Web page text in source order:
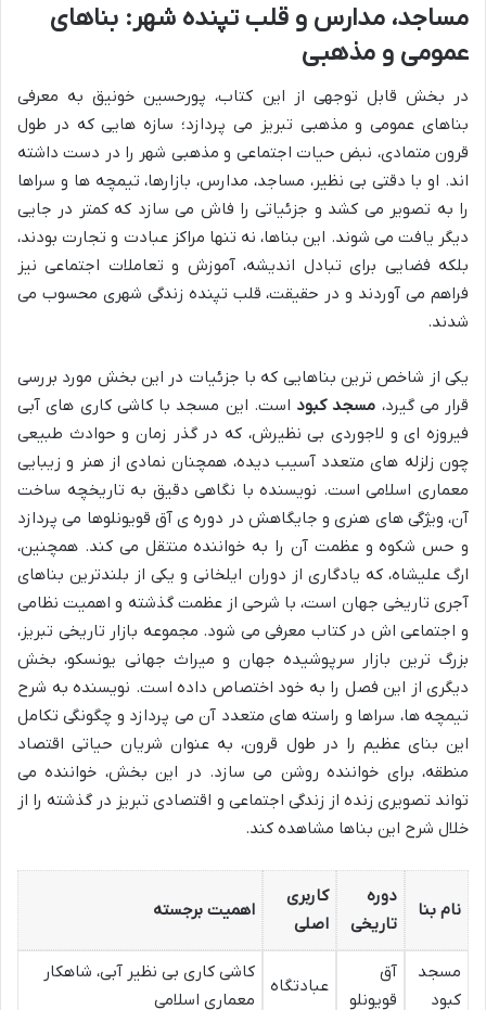
مساجد، مدارس و قلب تپنده شهر: بناهای
عمومی و مذهبی
در بخش قابل توجهی از این کتاب، پورحسین خونیق به معرفی
بناهای عمومی و مذهبی تبریز می پردازد؛ سازه هایی که در طول
قرون متمادی، نبض حیات اجتماعی و مذهبی شهر را در دست داشته
اند. او با دقتی بی نظیر، مساجد، مدارس، بازارها، تیمچه ها و سراها
را به تصویر می کشد و جزئیاتی را فاش می سازد که کمتر در جایی
دیگر یافت می شوند. این بناها، نه تنها مراکز عبادت و تجارت بودند،
بلکه فضایی برای تبادل اندیشه، آموزش و تعاملات اجتماعی نیز
فراهم می آوردند و در حقیقت، قلب تپنده زندگی شهری محسوب می
شدند.
یکی از شاخص ترین بناهایی که با جزئیات در این بخش مورد بررسی
قرار می گیرد، مسجد کبود است. این مسجد با کاشی کاری های آبی
فیروزه ای و لاجوردی بی نظیرش، که در گذر زمان و حوادث طبیعی
چون زلزله های متعدد آسیب دیده، همچنان نمادی از هنر و زیبایی
معماری اسلامی است. نویسنده با نگاهی دقیق به تاریخچه ساخت
آن، ویژگی های هنری و جایگاهش در دوره ی آق قویونلوها می پردازد
و حس شکوه و عظمت آن را به خواننده منتقل می کند. همچنین،
ارگ علیشاه، که یادگاری از دوران ایلخانی و یکی از بلندترین بناهای
آجری تاریخی جهان است، با شرحی از عظمت گذشته و اهمیت نظامی
و اجتماعی اش در کتاب معرفی می شود. مجموعه بازار تاریخی تبریز،
بزرگ ترین بازار سرپوشیده جهان و میراث جهانی یونسکو، بخش
دیگری از این فصل را به خود اختصاص داده است. نویسنده به شرح
تیمچه ها، سراها و راسته های متعدد آن می پردازد و چگونگی تکامل
این بنای عظیم را در طول قرون، به عنوان شریان حیاتی اقتصاد
منطقه، برای خواننده روشن می سازد. در این بخش، خواننده می
تواند تصویری زنده از زندگی اجتماعی و اقتصادی تبریز در گذشته را از
خلال شرح این بناها مشاهده کند.
نام بنا
دوره
تاریخی
کاربری
اصلی
اهمیت برجسته
مسجد
کبود
آق
قویونلو
عبادتگاه
کاشی کاری بی نظیر آبی، شاهکار
معماری اسلامی